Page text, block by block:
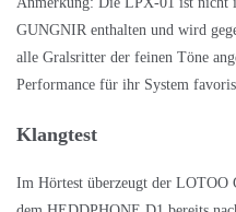
GUNGNIR enthalten und wird
alle Gralsritter der feinen Töne
Performance für ihr System
Klangtest
Im Hörtest überzeugt der